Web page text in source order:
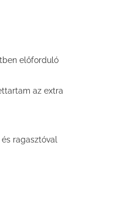
előforduló
az extra
ragasztóval